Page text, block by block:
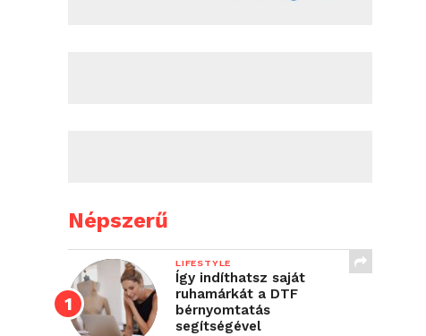
Népszerű
LIFESTYLE
Így indíthatsz saját
ruhamárkát a DTF
bérnyomtatás
segítségével